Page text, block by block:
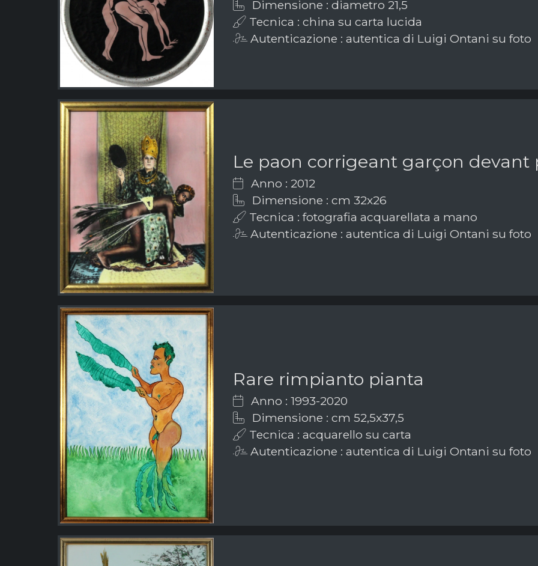
Dimensione : diametro 21,5
Tecnica : china su carta lucida
Autenticazione : autentica di Luigi Ontani su foto
Le paon corrigeant garçon
Anno : 2012
Dimensione : cm 32x26
Tecnica : fotografia acquarellata a mano
Autenticazione : autentica di Luigi Ontani su foto
Rare rimpianto pianta
Anno : 1993-2020
Dimensione : cm 52,5x37,5
Tecnica : acquarello su carta
Autenticazione : autentica di Luigi Ontani su foto